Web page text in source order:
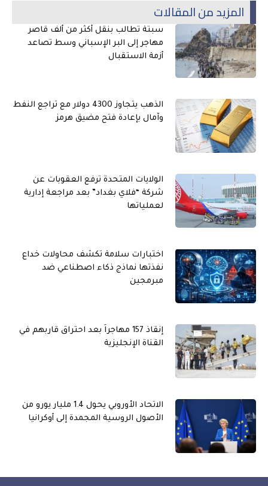
المزيد من المقالات
سبتة تطالب بنقل أكثر من ألف قاصر
مهاجر إلى البر الإسباني وسط تصاعد
أزمة الاستقبال
الذهب يتجاوز 4300 دولار مع تراجع النفط
وآمال بإعادة فتح مضيق هرمز
الولايات المتحدة ترفع العقوبات عن
شركة “فلاي بغداد” بعد مراجعة إدارية
لعملياتها
اختبارات سلامة تكشف محاولات خداع
نفذتها نماذج ذكاء اصطناعي ضد
مبرمجين
إنقاذ 157 مهاجراً بعد احتراق قاربهم في
القناة الإنجليزية
الاتحاد الأوروبي يحول 1.4 مليار يورو من
الأصول الروسية المجمدة إلى أوكرانيا